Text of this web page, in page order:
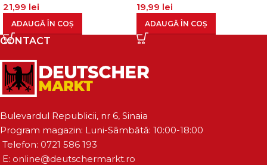
21,99 lei
ADAUGĂ ÎN COȘ
19,99 lei
ADAUGĂ ÎN COȘ
CONTACT
Bulevardul Republicii, nr 6, Sinaia
Program magazin: Luni-Sâmbătă: 10:00-18:00
Telefon: 0721 586 193
E: online@deutschermarkt.ro